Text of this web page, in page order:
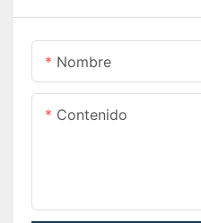
Nombre
Contenido